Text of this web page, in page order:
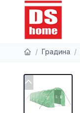
/ Градина /